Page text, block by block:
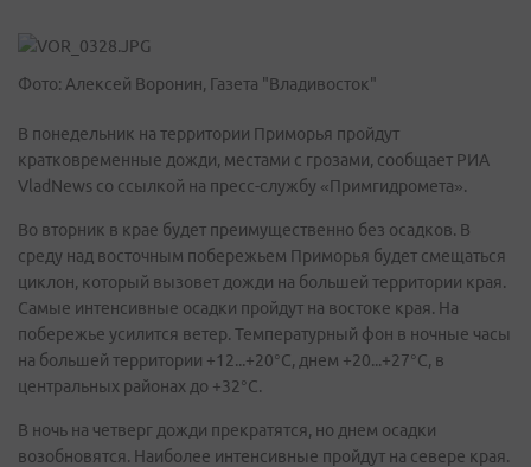
Фото: Алексей Воронин, Газета "Владивосток"
В понедельник на территории Приморья пройдут
кратковременные дожди, местами с грозами, сообщает РИА
VladNews со ссылкой на пресс-службу «Примгидромета».
Во вторник в крае будет преимущественно без осадков. В
среду над восточным побережьем Приморья будет смещаться
циклон, который вызовет дожди на большей территории края.
Самые интенсивные осадки пройдут на востоке края. На
побережье усилится ветер. Температурный фон в ночные часы
на большей территории +12...+20°С, днем +20...+27°С, в
центральных районах до +32°С.
В ночь на четверг дожди прекратятся, но днем осадки
возобновятся. Наиболее интенсивные пройдут на севере края.